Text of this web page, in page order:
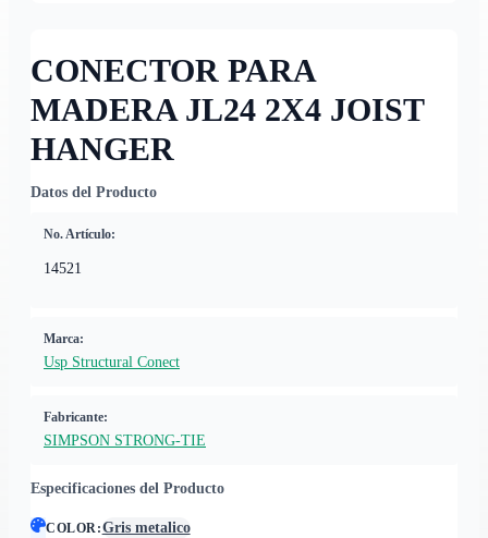
CONECTOR PARA
MADERA JL24 2X4 JOIST
HANGER
Datos del Producto
No. Artículo:
14521
Marca:
Usp Structural Conect
Fabricante:
SIMPSON STRONG-TIE
Especificaciones del Producto
COLOR:Gris metalico